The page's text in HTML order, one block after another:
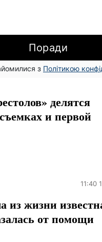
Поради
з Політикою
делятся
и первой
11:40
из жизни
от помощи